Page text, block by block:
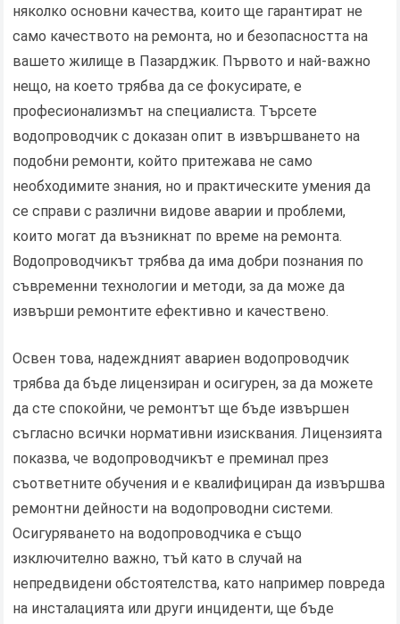
няколко основни качества, които ще гарантират не
само качеството на ремонта, но и безопасността на
вашето жилище в Пазарджик. Първото и най-важно
нещо, на което трябва да се фокусирате, е
професионализмът на специалиста. Търсете
водопроводчик с доказан опит в извършването на
подобни ремонти, който притежава не само
необходимите знания, но и практическите умения да
се справи с различни видове аварии и проблеми,
които могат да възникнат по време на ремонта.
Водопроводчикът трябва да има добри познания по
съвременни технологии и методи, за да може да
извърши ремонтите ефективно и качествено.
Освен това, надеждният авариен водопроводчик
трябва да бъде лицензиран и осигурен, за да можете
да сте спокойни, че ремонтът ще бъде извършен
съгласно всички нормативни изисквания. Лицензията
показва, че водопроводчикът е преминал през
съответните обучения и е квалифициран да извършва
ремонтни дейности на водопроводни системи.
Осигуряването на водопроводчика е също
изключително важно, тъй като в случай на
непредвидени обстоятелства, като например повреда
на инсталацията или други инциденти, ще бъде